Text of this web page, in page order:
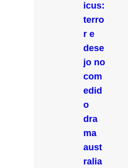
icus:
terro
r e
dese
jo no
com
edid
o
dra
ma
aust
ralia